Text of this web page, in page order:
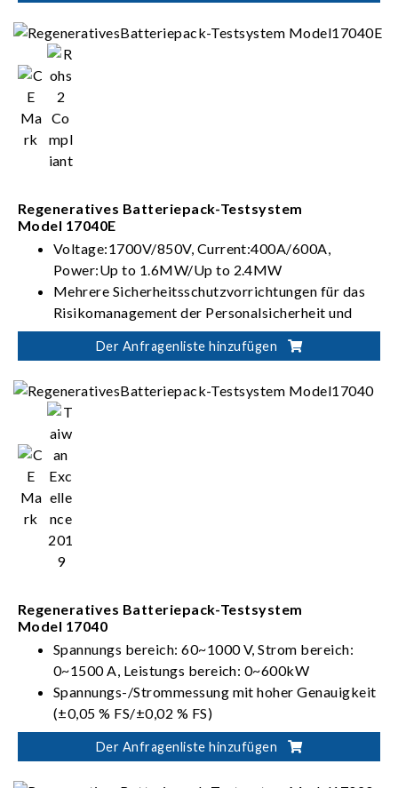
discharging; Stable and uninterrupted current
Suitable for battery module/pack design
validation, production test, product certification
Regeneratives Batteriepack-Testsystem
Model 17040E
Voltage:1700V/850V, Current:400A/600A,
Power:Up to 1.6MW/Up to 2.4MW
Mehrere Sicherheitsschutzvorrichtungen für das
Risikomanagement der Personalsicherheit und
Steuerung von Batterietests
Flexible Integration für automatisierte Lösungen
Der Anfragenliste hinzufügen
Regeneratives Batteriepack-Testsystem
Model 17040
Spannungs bereich: 60~1000 V, Strom bereich:
0~1500 A, Leistungs bereich: 0~600kW
Spannungs-/Strommessung mit hoher Genauigkeit
(±0,05 % FS/±0,02 % FS)
Mehrere Spannungs- und Strombereiche für
automatische Bereichseinstellungsfunktion zur
Der Anfragenliste hinzufügen